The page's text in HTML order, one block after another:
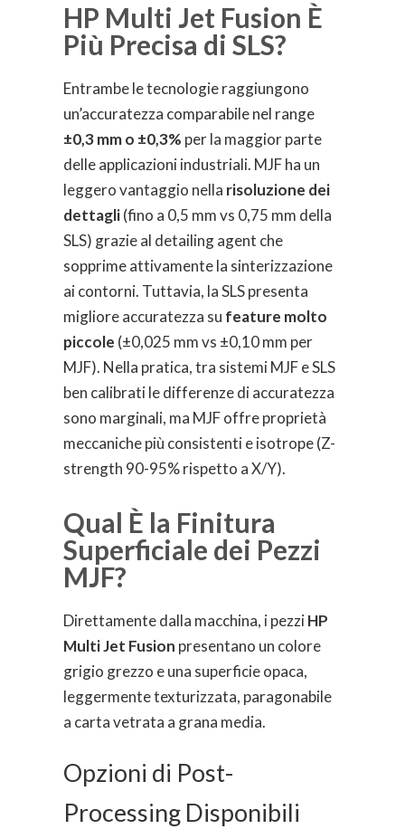
HP Multi Jet Fusion È
Più Precisa di SLS?
Entrambe le tecnologie raggiungono
un’accuratezza comparabile nel range
±0,3 mm o ±0,3% per la maggior parte
delle applicazioni industriali. MJF ha un
leggero vantaggio nella risoluzione dei
dettagli(fino a 0,5 mm vs 0,75 mm della
SLS) grazie al detailing agent che
sopprime attivamente la sinterizzazione
ai contorni. Tuttavia, la SLS presenta
migliore accuratezza su feature molto
piccole (±0,025 mm vs ±0,10 mm per
MJF). Nella pratica, tra sistemi MJF e SLS
ben calibrati le differenze di accuratezza
sono marginali, ma MJF offre proprietà
meccaniche più consistenti e isotrope (Z-
strength 90-95% rispetto a X/Y).
Qual È la Finitura
Superficiale dei Pezzi
MJF?
Direttamente dalla macchina, i pezziHP
Multi Jet Fusion presentano un colore
grigio grezzo e una superficie opaca,
leggermente texturizzata, paragonabile
a carta vetrata a grana media.
Opzioni di Post-
Processing Disponibili